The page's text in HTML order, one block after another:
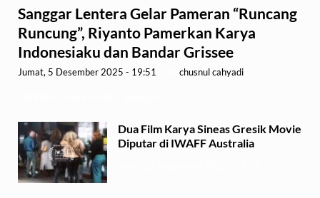
Sanggar Lentera Gelar Pameran “Runcang
Runcung”, Riyanto Pamerkan Karya
Indonesiaku dan Bandar Grissee
Jumat, 5 Desember 2025 - 19:51 chusnul cahyadi
Dua Film Karya Sineas Gresik Movie
Diputar di IWAFF Australia